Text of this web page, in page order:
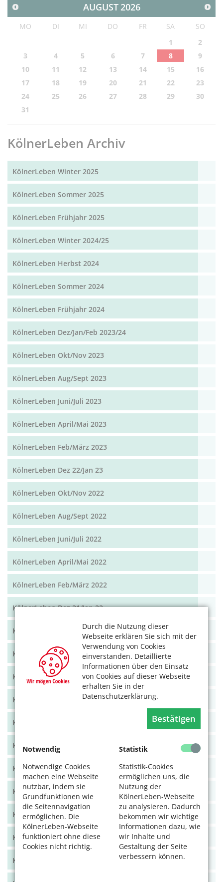
Durch die Nutzung dieser
Webseite erklären Sie sich mit der
Verwendung von Cookies
einverstanden. Detaillierte
Informationen über den Einsatz
von Cookies auf dieser Webseite
erhalten Sie in der
Datenschutzerklärung.
Bestätigen
Notwendig
Notwendige Cookies
machen eine Webseite
nutzbar, indem sie
Grundfunktionen wie
die Seitennavigation
ermöglichen. Die
KölnerLeben-Webseite
funktioniert ohne diese
Cookies nicht richtig.
Statistik
Statistik-Cookies
ermöglichen uns, die
Nutzung der
KölnerLeben-Webseite
zu analysieren. Dadurch
bekommen wir wichtige
Informationen dazu, wie
wir Inhalte und
Gestaltung der Seite
verbessern können.
AUGUST2026
MO DI MI DO FR SA
SO
1
2
3
4 5 6 7 8
9
10
11 12 13 14 15
16
17
18 19 20 21 22
23
24
25 26 27 28 29
30
31
KölnerLeben Archiv
KölnerLeben Winter 2025
KölnerLeben Sommer 2025
KölnerLeben Frühjahr 2025
KölnerLeben Winter 2024/25
KölnerLeben Herbst 2024
KölnerLeben Sommer 2024
KölnerLeben Frühjahr 2024
KölnerLeben Dez/Jan/Feb 2023/24
KölnerLeben Okt/Nov 2023
KölnerLeben Aug/Sept 2023
KölnerLeben Juni/Juli 2023
KölnerLeben April/Mai 2023
KölnerLeben Feb/März 2023
KölnerLeben Dez 22/Jan 23
KölnerLeben Okt/Nov 2022
KölnerLeben Aug/Sept 2022
KölnerLeben Juni/Juli 2022
KölnerLeben April/Mai 2022
KölnerLeben Feb/März 2022
KölnerLeben Dez 21/Jan 22
KölnerLeben Okt/Nov 2021
KölnerLeben Aug/Sept 2021
KölnerLeben Juni/Juli 2021
KölnerLeben April/Mai 2021
KölnerLeben Feb/März 2021
KölnerLeben Dez 20/Jan 21
KölnerLeben Okt/Nov 2020
KölnerLeben Aug/Sept 2020
KölnerLeben Juni/Juli 2020
KölnerLeben April/Mai 2020
KölnerLeben Feb/März 2020